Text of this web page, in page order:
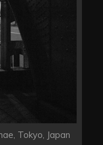
Tokyo, Japan